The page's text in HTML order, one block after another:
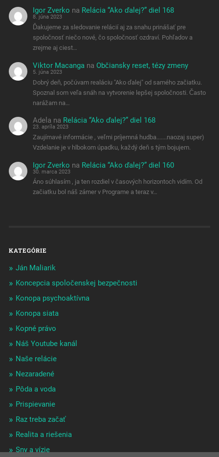
Igor Zverko na Relácia “Ako ďalej?” diel 168
8. júna 2023
Ďakujeme za sledovanie relácií aj za snahu prinášať pre
spoločnosť niečo nové, čo spoločnosť ozdraví. Pohľadov a
zrejme aj ciest…
Viktor Macanga na Občiansky reset, tézy zmeny
5. júna 2023
Dobrý deň, počúvam realáciu "Ako ďalej" od samého začiatku.
Spoznal som veľa snáh na vytvorenie lepšej spoločnosti. Často
narážam na…
Adela na Relácia “Ako ďalej?” diel 168
23. apríla 2023
Zaujímavé informácie , veľmi príjemná hudba.......naozaj super)
Vzdelanie je v hlbokom úpadku, každý deň s tým bojujem.
Igor Zverko na Relácia “Ako ďalej?” diel 160
30. marca 2023
Áno súhlasím , ja ten rozdiel v časových horizontoch vidím. Od
začiatku bol náš zámer v Programe a teraz v…
KATEGÓRIE
Ján Maliarik
Koncepcia spoločenskej bezpečnosti
Konopa psychoaktívna
Konopa siata
Kopné právo
Náš Youtube kanál
Naše relácie
Nezaradené
Pôda a voda
Prispievanie
Raz treba začať
Realita a riešenia
Sny a vízie